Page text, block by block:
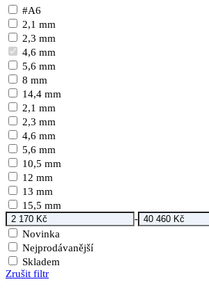
#A6
2,1 mm
2,3 mm
4,6 mm
5,6 mm
8 mm
14,4 mm
2,1 mm
2,3 mm
4,6 mm
5,6 mm
10,5 mm
12 mm
13 mm
15,5 mm
-
Novinka
Nejprodávanější
Skladem
Zrušit filtr